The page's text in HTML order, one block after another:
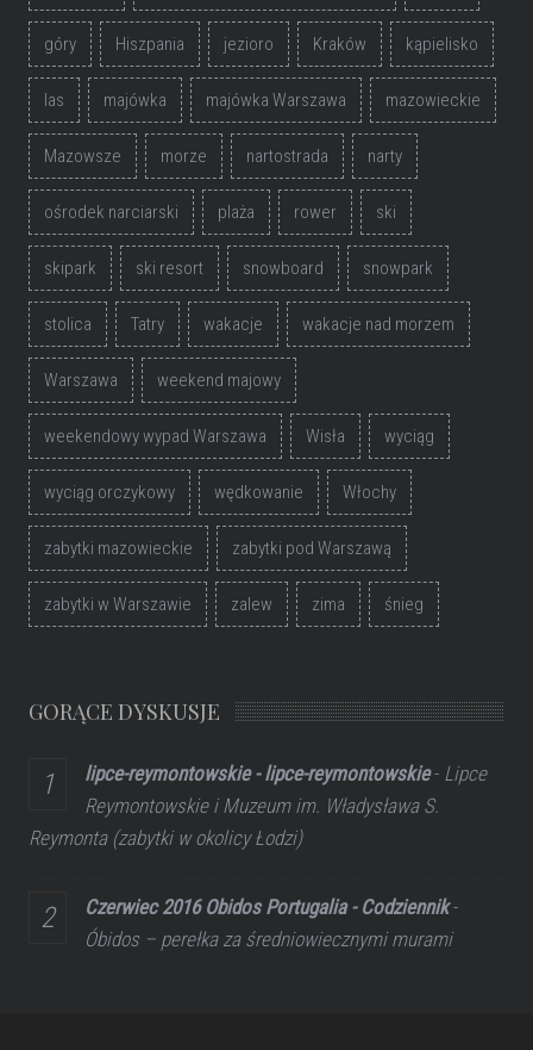
góry Hiszpania jezioro Kraków kąpielisko
las majówka majówka Warszawa mazowieckie
Mazowsze morze nartostrada narty
ośrodek narciarski plaża rower ski
skipark ski resort snowboard snowpark
stolica Tatry wakacje wakacje nad morzem
Warszawa weekend majowy
weekendowy wypad Warszawa Wisła wyciąg
wyciąg orczykowy wędkowanie Włochy
zabytki mazowieckie zabytki pod Warszawą
zabytki w Warszawie zalew zima śnieg
GORĄCE DYSKUSJE
lipce-reymontowskie - lipce-reymontowskie- Lipce
Reymontowskie i Muzeum im. Władysława S.
Reymonta (zabytki w okolicy Łodzi)
Czerwiec 2016 Obidos Portugalia - Codziennik-
Óbidos – perełka za średniowiecznymi murami